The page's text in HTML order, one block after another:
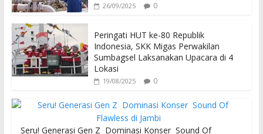
26/09/2025 0
Peringati HUT ke-80 Republik
Indonesia, SKK Migas Perwakilan
Sumbagsel Laksanakan Upacara di 4
Lokasi
19/08/2025 0
Seru! Generasi Gen Z Dominasi Konser Sound Of